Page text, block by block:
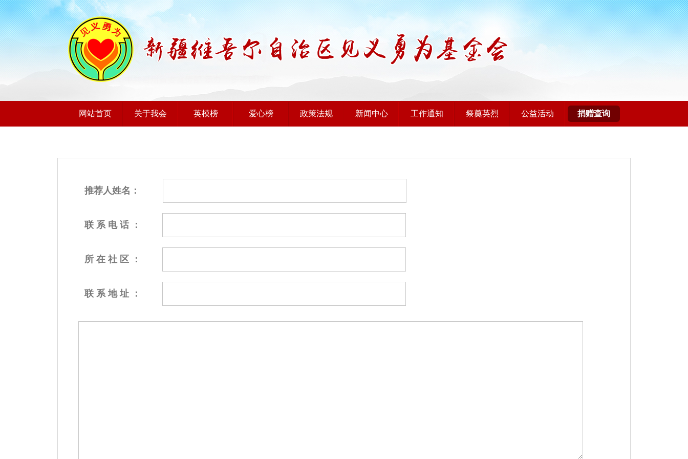
网站首页 关于我会 英模榜 爱心榜 政策法规 新闻中心 工作通知 祭奠英烈 公益活动 捐赠查询
推荐人姓名：
联 系 电 话 ：
所 在 社 区 ：
联 系 地 址 ：